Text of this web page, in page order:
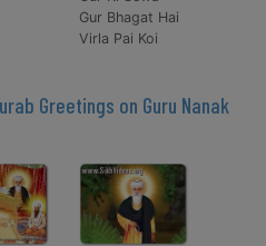
Gur Bhagat Hai
Virla Pai Koi
Greetings on Guru Nanak